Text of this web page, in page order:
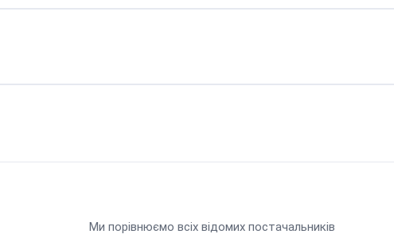
Ми порівнюємо всіх відомих постачальників